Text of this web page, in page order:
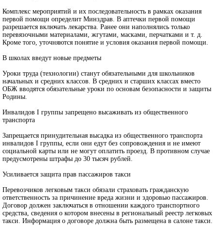
Комплекс мероприятий и их последовательность в рамках оказания
первой помощи определит Минздрав. В аптечки первой помощи
разрешается включать лекарства. Ранее они наполнялись только
перевязочными материалами, жгутами, масками, перчатками и т. д.
Кроме того, уточняются понятие и условия оказания первой помощи.
В школах введут новые предметы
Уроки труда (технологии) станут обязательными для школьников
начальных и средних классов. В средних и старших классах вместо
ОБЖ вводятся обязательные уроки по основам безопасности и защиты
Родины.
Инвалидов I группы запрещено высаживать из общественного
транспорта
Запрещается принудительная высадка из общественного транспорта
инвалидов I группы, если они едут без сопровождения и не имеют
социальной карты или не могут оплатить проезд. В противном случае
предусмотрены штрафы до 30 тысяч рублей.
Усиливается защита прав пассажиров такси
Перевозчиков легковым такси обязали страховать гражданскую
ответственность за причинение вреда жизни и здоровью пассажиров.
Договор должен заключаться в отношении каждого транспортного
средства, сведения о котором внесены в региональный реестр легковых
такси. Информация о договоре должна быть размещена в салоне такси.